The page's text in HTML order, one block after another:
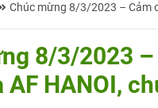
Chúc mừng 8/3/2023 – Cảm
8/3/2023
AF HANOI,